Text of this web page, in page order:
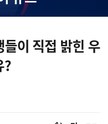
이 직접 밝힌 우
?